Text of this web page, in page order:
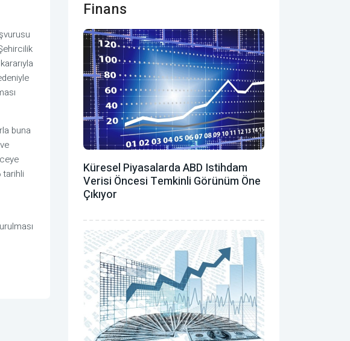
buna
tarihli
Finans
Küresel Piyasalarda ABD Istihdam
Verisi Öncesi Temkinli Görünüm Öne
Çıkıyor